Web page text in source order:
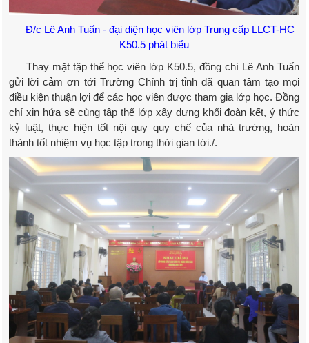
Đ/c Lê Anh Tuấn - đại diện học viên lớp Trung cấp LLCT-HC
K50.5 phát biểu
Thay mặt tập thể học viên lớp K50.5, đồng chí Lê Anh Tuấn
gửi lời cảm ơn tới Trường Chính trị tỉnh đã quan tâm tạo mọi
điều kiện thuận lợi để các học viên được tham gia lớp học. Đồng
chí xin hứa sẽ cùng tập thể lớp xây dựng khối đoàn kết, ý thức
kỷ luật, thực hiện tốt nội quy quy chế của nhà trường, hoàn
thành tốt nhiệm vụ học tập trong thời gian tới./.